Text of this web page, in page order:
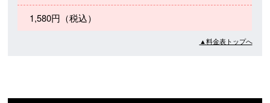
1,580円（税込）
▲料金表トップへ